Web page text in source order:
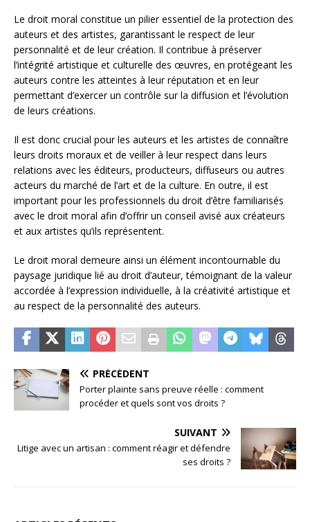
Le droit moral constitue un pilier essentiel de la protection des
auteurs et des artistes, garantissant le respect de leur
personnalité et de leur création. Il contribue à préserver
l’intégrité artistique et culturelle des œuvres, en protégeant les
auteurs contre les atteintes à leur réputation et en leur
permettant d’exercer un contrôle sur la diffusion et l’évolution
de leurs créations.
Il est donc crucial pour les auteurs et les artistes de connaître
leurs droits moraux et de veiller à leur respect dans leurs
relations avec les éditeurs, producteurs, diffuseurs ou autres
acteurs du marché de l’art et de la culture. En outre, il est
important pour les professionnels du droit d’être familiarisés
avec le droit moral afin d’offrir un conseil avisé aux créateurs
et aux artistes qu’ils représentent.
Le droit moral demeure ainsi un élément incontournable du
paysage juridique lié au droit d’auteur, témoignant de la valeur
accordée à l’expression individuelle, à la créativité artistique et
au respect de la personnalité des auteurs.
PRÉCÉDENT
Porter plainte sans preuve réelle : comment
procéder et quels sont vos droits ?
SUIVANT
Litige avec un artisan : comment réagir et défendre
ses droits ?